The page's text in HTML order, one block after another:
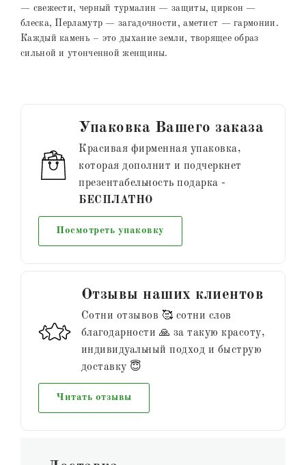
— свежести, черный турмалин — защиты, циркон —
блеска, Перламутр — загадочности, аметист — гармонии.
Каждый камень – это дыхание земли, творящее образ
сильной и утонченной женщины.
Упаковка Вашего заказа
Красивая фирменная упаковка,
которая дополнит и подчеркнет
презентабельность подарка -
БЕСПЛАТНО
Посмотреть упаковку
Отзывы наших клиентов
Сотни отзывов 🥰 сотни слов
благодарности 🙏 за такую красоту,
индивидуальный подход и быструю
доставку 😇
Читать отзывы